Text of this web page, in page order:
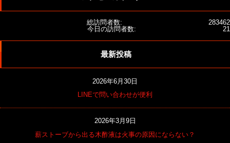
283462
総訪問者数:
21
今日の訪問者数:
最新投稿
2026年6月30日
LINEで問い合わせが便利
2026年3月9日
薪ストーブから出る木酢液は火事の原因にならない？